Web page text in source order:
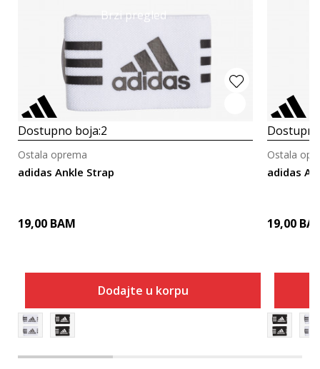
Brzi pregled
Dostupno boja:2
adidas Ankle Strap
Ostala oprema
19,00 BAM
Dodajte u korpu
adidas
Ostala
19,00